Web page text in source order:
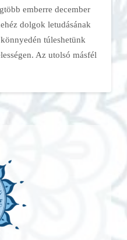
emberre december
dolgok letudásának
túleshetünk
Az utolsó másfél